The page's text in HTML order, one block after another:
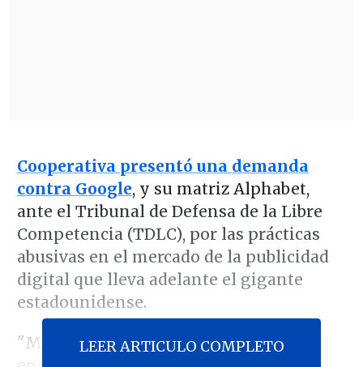
Cooperativa presentó una demanda
contra Google, y su matriz Alphabet,
ante el Tribunal de Defensa de la Libre
Competencia (TDLC), por las prácticas
abusivas en el mercado de la publicidad
digital que lleva adelante el gigante
estadounidense.
"Medios comoCooperativase
LEER ARTICULO COMPLETO